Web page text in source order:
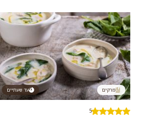
עד שעתיים מרקים
5